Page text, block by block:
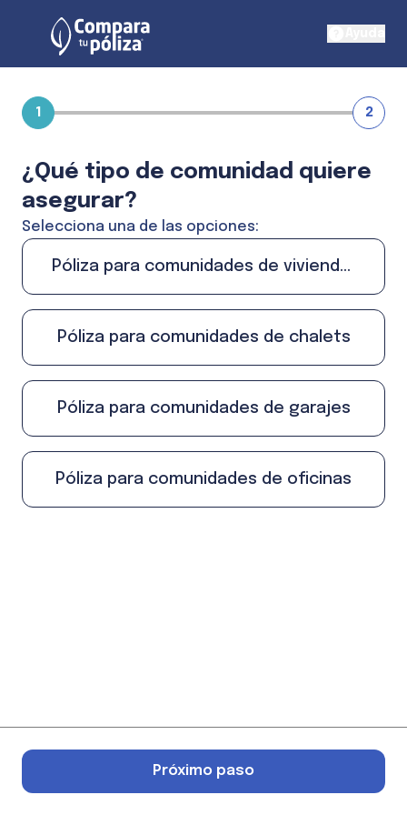
1 2
¿Qué tipo de comunidad quiere
asegurar?
Selecciona una de las opciones:
Póliza para comunidades de viviendas
Póliza para comunidades de chalets
Póliza para comunidades de garajes
Póliza para comunidades de oficinas
Próximo paso